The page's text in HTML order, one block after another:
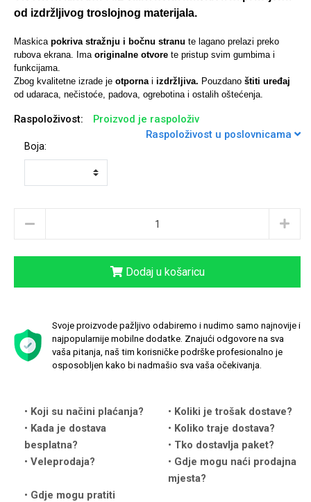
od izdržljivog troslojnog materijala.
Maskica pokriva stražnju i bočnu stranu te lagano prelazi preko
rubova ekrana. Ima originalne otvore te pristup svim gumbima i
funkcijama.
Zbog kvalitetne izrade je otpornai izdržljiva. Pouzdano štiti uređaj
od udaraca, nečistoće, padova, ogrebotina i ostalih oštećenja.
Raspoloživost:
Proizvod je raspoloživ
Raspoloživost u poslovnicama
Boja:
Dodaj u košaricu
Svoje proizvode pažljivo odabiremo i nudimo samo najnovije i
najpopularnije mobilne dodatke. Znajući odgovore na sva
vaša pitanja, naš tim korisničke podrške profesionalno je
osposobljen kako bi nadmašio sva vaša očekivanja.
Koji su načini plaćanja?
Koliki je trošak dostave?
Kada je dostava
besplatna?
Koliko traje dostava?
Tko dostavlja paket?
Veleprodaja?
Gdje mogu naći prodajna
mjesta?
Gdje mogu pratiti
Sleng Feel Good
Životinjsko carstvo
Love motivi I Need Some Space
Univerzalne futrole i
maskice
Preklopne maskice